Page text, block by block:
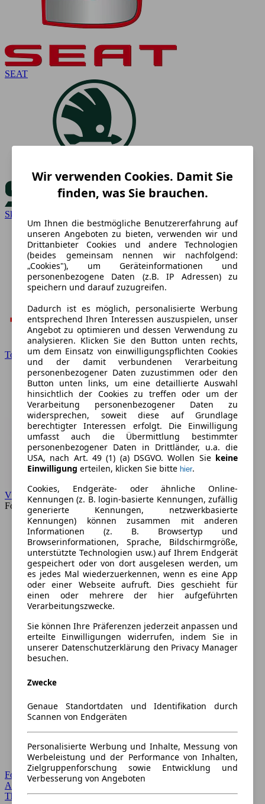
SEAT
Skoda
Toyota
VW
Forum
Forum Startseite
Alle Auto-Foren
Themen-Forum
Wir verwenden Cookies. Damit Sie
finden, was Sie brauchen.
Um Ihnen die bestmögliche Benutzererfahrung auf
unseren Angeboten zu bieten, verwenden wir und
Drittanbieter Cookies und andere Technologien
(beides gemeinsam nennen wir nachfolgend:
„Cookies"), um Geräteinformationen und
personenbezogene Daten (z.B. IP Adressen) zu
speichern und darauf zuzugreifen.
Dadurch ist es möglich, personalisierte Werbung
entsprechend Ihren Interessen auszuspielen, unser
Angebot zu optimieren und dessen Verwendung zu
analysieren. Klicken Sie den Button unten rechts,
um dem Einsatz von einwilligungspflichten Cookies
und der damit verbundenen Verarbeitung
personenbezogener Daten zuzustimmen oder den
Button unten links, um eine detaillierte Auswahl
hinsichtlich der Cookies zu treffen oder um der
Verarbeitung personenbezogener Daten zu
widersprechen, soweit diese auf Grundlage
berechtigter Interessen erfolgt. Die Einwilligung
umfasst auch die Übermittlung bestimmter
personenbezogener Daten in Drittländer, u.a. die
USA, nach Art. 49 (1) (a) DSGVO. Wollen Sie keine
Einwilligung erteilen, klicken Sie bitte hier.
Cookies, Endgeräte- oder ähnliche Online-
Kennungen (z. B. login-basierte Kennungen, zufällig
generierte Kennungen, netzwerkbasierte
Kennungen) können zusammen mit anderen
Informationen (z. B. Browsertyp und
Browserinformationen, Sprache, Bildschirmgröße,
unterstützte Technologien usw.) auf Ihrem Endgerät
gespeichert oder von dort ausgelesen werden, um
es jedes Mal wiederzuerkennen, wenn es eine App
oder einer Webseite aufruft. Dies geschieht für
einen oder mehrere der hier aufgeführten
Verarbeitungszwecke.
Sie können Ihre Präferenzen jederzeit anpassen und
erteilte Einwilligungen widerrufen, indem Sie in
unserer Datenschutzerklärung den Privacy Manager
besuchen.
Zwecke
Genaue Standortdaten und Identifikation durch
Scannen von Endgeräten
Personalisierte Werbung und Inhalte, Messung von
Werbeleistung und der Performance von Inhalten,
Zielgruppenforschung sowie Entwicklung und
Verbesserung von Angeboten